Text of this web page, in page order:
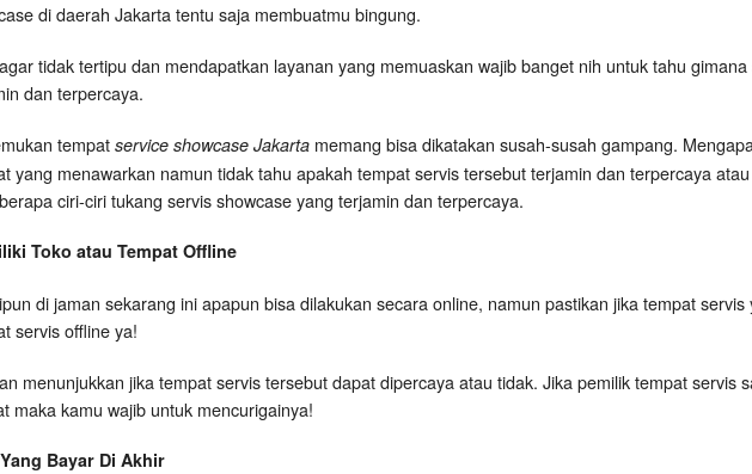
di daerah Jakarta tentu saja membuatmu bingung.
tidak tertipu dan mendapatkan layanan yang memuaskan wajib banget nih untuk tahu
dan terpercaya.
tempat service showcase Jakarta memang bisa dikatakan susah-susah gampang.
yang menawarkan namun tidak tahu apakah tempat servis tersebut terjamin dan terpercaya
ciri-ciri tukang servis showcase yang terjamin dan terpercaya.
Toko atau Tempat Offline
di jaman sekarang ini apapun bisa dilakukan secara online, namun pastikan jika tempat
servis offline ya!
menunjukkan jika tempat servis tersebut dapat dipercaya atau tidak. Jika pemilik tempat servis
maka kamu wajib untuk mencurigainya!
Bayar Di Akhir